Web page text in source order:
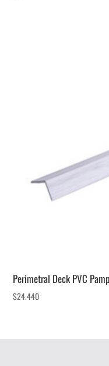
Perimetral Deck PVC
$24.440